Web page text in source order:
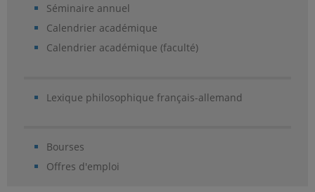
Séminaire annuel
Calendrier académique
Calendrier académique (faculté)
Lexique philosophique français-allemand
Bourses
Offres d'emploi